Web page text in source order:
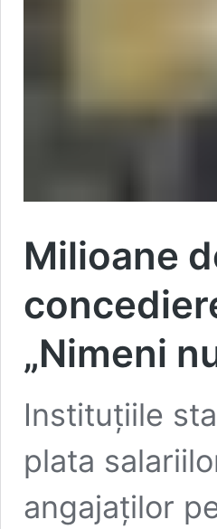
Milioane
„Nimeni
Instituțiile
plata
angajaților